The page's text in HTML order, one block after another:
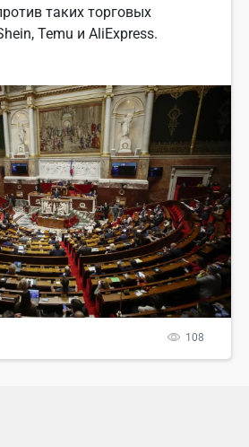
таких торговых
Temu и AliExpress.
108